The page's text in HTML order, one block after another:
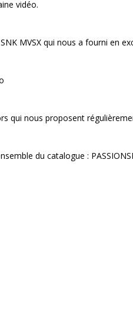
vidéo.
MVSX qui nous a fourni en
qui nous proposent
du catalogue :